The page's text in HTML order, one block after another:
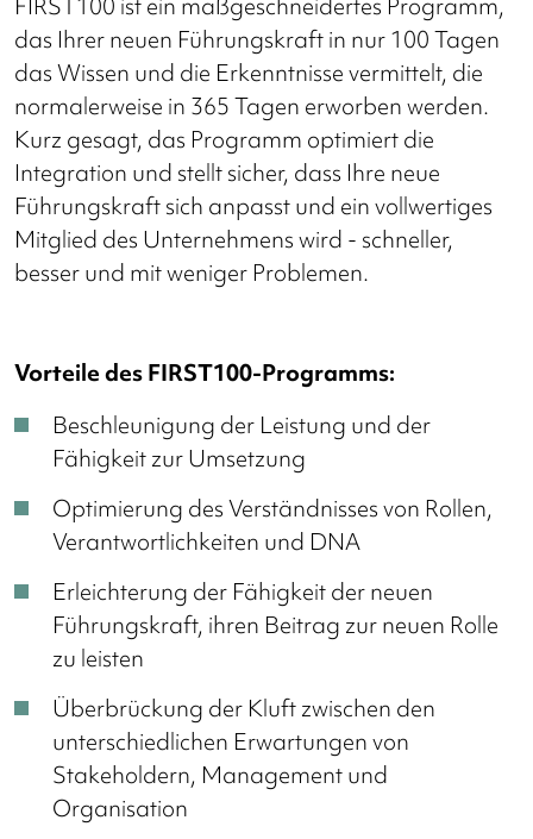
das Ihrer neuen Führungskraft in nur 100 Tagen
das Wissen und die Erkenntnisse vermittelt, die
normalerweise in 365 Tagen erworben werden.
Kurz gesagt, das Programm optimiert die
Integration und stellt sicher, dass Ihre neue
Führungskraft sich anpasst und ein vollwertiges
Mitglied des Unternehmens wird - schneller,
besser und mit weniger Problemen.
Vorteile des FIRST100-Programms:
Beschleunigung der Leistung und der
Fähigkeit zur Umsetzung
Optimierung des Verständnisses von Rollen,
Verantwortlichkeiten und DNA
Erleichterung der Fähigkeit der neuen
Führungskraft, ihren Beitrag zur neuen Rolle
zu leisten
Überbrückung der Kluft zwischen den
unterschiedlichen Erwartungen von
Stakeholdern, Management und
Organisation